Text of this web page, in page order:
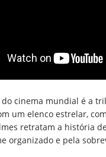
cinema mundial é a
um elenco estrelar,
retratam a história
organizado e pela